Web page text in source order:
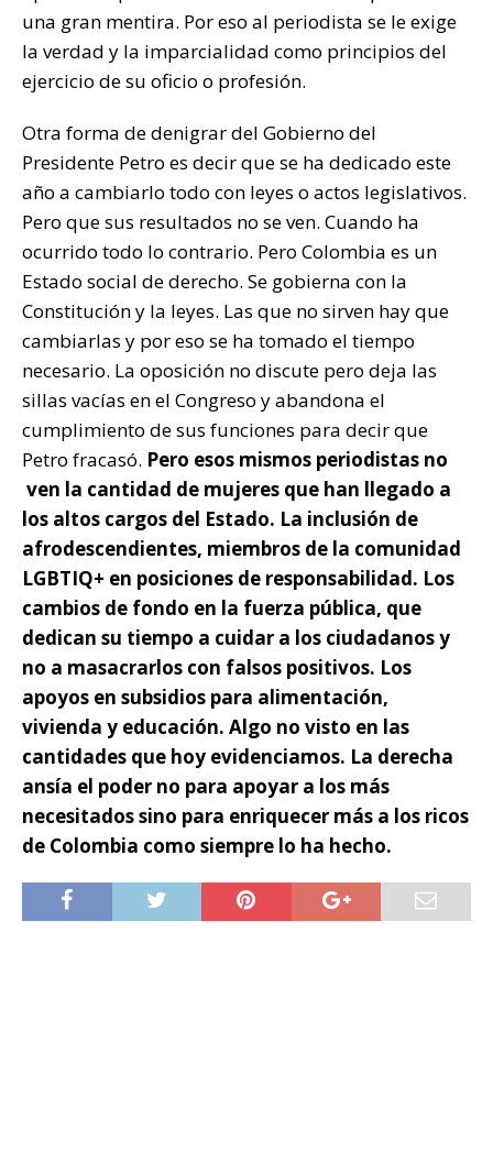
una gran mentira. Por eso al periodista se le exige
la verdad y la imparcialidad como principios del
ejercicio de su oficio o profesión.
Otra forma de denigrar del Gobierno del
Presidente Petro es decir que se ha dedicado este
año a cambiarlo todo con leyes o actos legislativos.
Pero que sus resultados no se ven. Cuando ha
ocurrido todo lo contrario. Pero Colombia es un
Estado social de derecho. Se gobierna con la
Constitución y la leyes. Las que no sirven hay que
cambiarlas y por eso se ha tomado el tiempo
necesario. La oposición no discute pero deja las
sillas vacías en el Congreso y abandona el
cumplimiento de sus funciones para decir que
Petro fracasó. Pero esos mismos periodistas no
ven la cantidad de mujeres que han llegado a
los altos cargos del Estado. La inclusión de
afrodescendientes, miembros de la comunidad
LGBTIQ+ en posiciones de responsabilidad. Los
cambios de fondo en la fuerza pública, que
dedican su tiempo a cuidar a los ciudadanos y
no a masacrarlos con falsos positivos. Los
apoyos en subsidios para alimentación,
vivienda y educación. Algo no visto en las
cantidades que hoy evidenciamos. La derecha
ansía el poder no para apoyar a los más
necesitados sino para enriquecer más a los ricos
de Colombia como siempre lo ha hecho.